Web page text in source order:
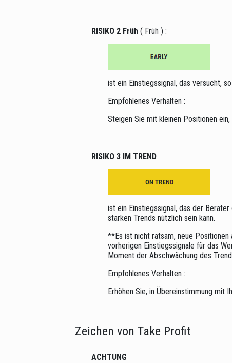
RISIKO 2 Früh ( Früh ) :
ist ein Einstiegssignal, das versucht,
Empfohlenes Verhalten :
Steigen Sie mit kleinen Positionen
RISIKO 3 IM TREND
ist ein Einstiegssignal, das der
starken Trends nützlich sein kann.
**Es ist nicht ratsam, neue Positionen
vorherigen Einstiegssignale für das
Moment der Abschwächung des
Empfohlenes Verhalten :
Erhöhen Sie, in Übereinstimmung mit
Zeichen von Take Profit
ACHTUNG